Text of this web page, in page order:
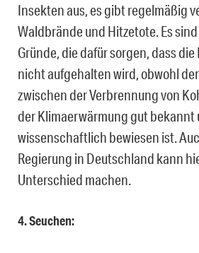
Insekten aus, es gibt regelmäßig
Waldbrände und Hitzetote. Es
Gründe, die dafür sorgen, dass
nicht aufgehalten wird, obwohl
zwischen der Verbrennung von
der Klimaerwärmung gut bekannt
wissenschaftlich bewiesen ist.
Regierung in Deutschland kann
Unterschied machen.
4. Seuchen: